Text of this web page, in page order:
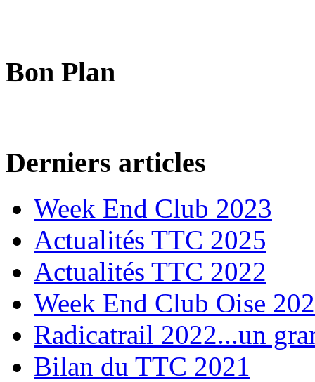
Bon Plan
Derniers articles
Week End Club 2023
Actualités TTC 2025
Actualités TTC 2022
Week End Club Oise
Radicatrail 2022...un
Bilan du TTC 2021